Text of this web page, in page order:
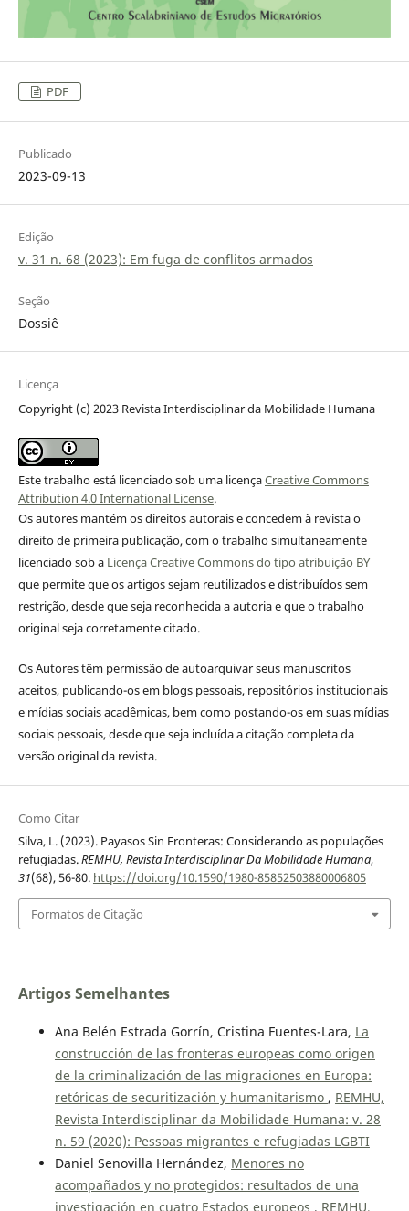
PDF
Publicado
2023-09-13
Edição
v. 31 n. 68 (2023): Em fuga de conflitos armados
Seção
Dossiê
Licença
Copyright (c) 2023 Revista Interdisciplinar da Mobilidade Humana
Este trabalho está licenciado sob uma licençaCreative Commons
Attribution 4.0 International License.
Os autores mantém os direitos autorais e concedem à revista o
direito de primeira publicação, com o trabalho simultaneamente
licenciado sob a Licença Creative Commons do tipo atribuição BY
que permite que os artigos sejam reutilizados e distribuídos sem
restrição, desde que seja reconhecida a autoria e que o trabalho
original seja corretamente citado.
Os Autores têm permissão de autoarquivar seus manuscritos
aceitos, publicando-os em blogs pessoais, repositórios institucionais
e mídias sociais acadêmicas, bem como postando-os em suas mídias
sociais pessoais, desde que seja incluída a citação completa da
versão original da revista.
Como Citar
Silva, L. (2023). Payasos Sin Fronteras: Considerando as populações
refugiadas.REMHU, Revista Interdisciplinar Da Mobilidade Humana,
31(68), 56-80. https://doi.org/10.1590/1980-85852503880006805
Formatos de Citação
Artigos Semelhantes
Ana Belén Estrada Gorrín, Cristina Fuentes-Lara, La
construcción de las fronteras europeas como origen
de la criminalización de las migraciones en Europa:
retóricas de securitización y humanitarismo , REMHU,
Revista Interdisciplinar da Mobilidade Humana: v. 28
n. 59 (2020): Pessoas migrantes e refugiadas LGBTI
Daniel Senovilla Hernández, Menores no
acompañados y no protegidos: resultados de una
investigación en cuatro Estados europeos , REMHU,